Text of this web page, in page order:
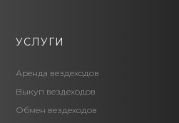
УСЛУГИ
Аренда вездеходов
Выкуп вездеходов
Обмен вездеходов